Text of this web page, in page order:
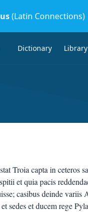
(Latin
Dictionary Library
Troia capta in ceteros
et quia pacis
casibus deinde
sedes et ducem rege